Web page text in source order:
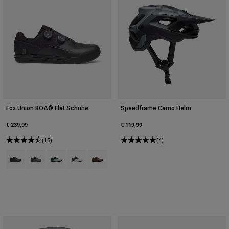
Fox Union BOA® Flat Schuhe
€ 239,99
(15)
Product swatch type of Schwarz.
Product swatch type of Dunkles Schattengrau.
Product swatch type of Frostblau.
Product swatch type of Vintage-Weiß.
Product swatch type of Purple Dusk.
Speedframe Camo Helm
€ 119,99
(4)